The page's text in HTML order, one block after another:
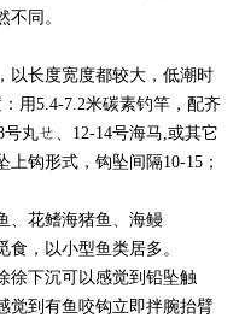
同。
长度宽度都较大，低潮时
用5.4-7.2米碳素钓竿，配齐
丸ㄝ、12-14号海马,或其它
钩形式，钩坠间隔10-15；
花鳍海猪鱼、海鳗
，以小型鱼类居多。
下沉可以感觉到铅坠触
觉到有鱼咬钩立即拌腕抬臂